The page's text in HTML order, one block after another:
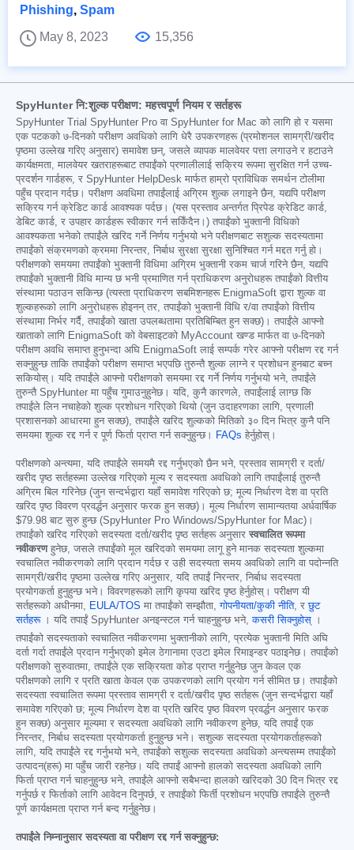
Phishing, Spam
May 8, 2023
15,356
SpyHunter नि:शुल्क परीक्षण: महत्त्वपूर्ण नियम र सर्तहरू
SpyHunter Trial SpyHunter Pro वा SpyHunter for Mac को लागि हो र यसमा
एक पटकको ७-दिनको परीक्षण अवधिको लागि धेरै उपकरणहरू (प्रमोशनल सामग्री/खरीद
पृष्ठमा उल्लेख गरिए अनुसार) समावेश छन्, जसले व्यापक मालवेयर पत्ता लगाउने र हटाउने
कार्यक्षमता, मालवेयर खतराहरूबाट तपाईंको प्रणालीलाई सक्रिय रूपमा सुरक्षित गर्न उच्च-
प्रदर्शन गार्डहरू, र SpyHunter HelpDesk मार्फत हाम्रो प्राविधिक समर्थन टोलीमा
पहुँच प्रदान गर्दछ। परीक्षण अवधिमा तपाईंलाई अग्रिम शुल्क लगाइने छैन, यद्यपि परीक्षण
सक्रिय गर्न क्रेडिट कार्ड आवश्यक पर्दछ। (यस प्रस्ताव अन्तर्गत प्रिपेड क्रेडिट कार्ड,
डेबिट कार्ड, र उपहार कार्डहरू स्वीकार गर्न सकिँदैन।) तपाईंको भुक्तानी विधिको
आवश्यकता भनेको तपाईंले खरिद गर्ने निर्णय गर्नुभयो भने परीक्षणबाट सशुल्क सदस्यतामा
तपाईंको संक्रमणको क्रममा निरन्तर, निर्बाध सुरक्षा सुरक्षा सुनिश्चित गर्न मद्दत गर्नु हो।
परीक्षणको समयमा तपाईंको भुक्तानी विधिमा अग्रिम भुक्तानी रकम चार्ज गरिने छैन, यद्यपि
तपाईंको भुक्तानी विधि मान्य छ भनी प्रमाणित गर्न प्राधिकरण अनुरोधहरू तपाईंको वित्तीय
संस्थामा पठाउन सकिन्छ (त्यस्ता प्राधिकरण सबमिशनहरू EnigmaSoft द्वारा शुल्क वा
शुल्कहरूको लागि अनुरोधहरू होइनन् तर, तपाईंको भुक्तानी विधि र/वा तपाईंको वित्तीय
संस्थामा निर्भर गर्दै, तपाईंको खाता उपलब्धतामा प्रतिबिम्बित हुन सक्छ)। तपाईंले आफ्नो
खाताको लागि EnigmaSoft को वेबसाइटको MyAccount खण्ड मार्फत वा ७-दिनको
परीक्षण अवधि समाप्त हुनुभन्दा अघि EnigmaSoft लाई सम्पर्क गरेर आफ्नो परीक्षण रद्द गर्न
सक्नुहुन्छ ताकि तपाईंको परीक्षण समाप्त भएपछि तुरुन्तै शुल्क लाग्ने र प्रशोधन हुनबाट बच्न
सकियोस्। यदि तपाईंले आफ्नो परीक्षणको समयमा रद्द गर्ने निर्णय गर्नुभयो भने, तपाईंले
तुरुन्तै SpyHunter मा पहुँच गुमाउनुहुनेछ। यदि, कुनै कारणले, तपाईंलाई लाग्छ कि
तपाईंले लिन नचाहेको शुल्क प्रशोधन गरिएको थियो (जुन उदाहरणका लागि, प्रणाली
प्रशासनको आधारमा हुन सक्छ), तपाईंले खरिद शुल्कको मितिको ३० दिन भित्र कुनै पनि
समयमा शुल्क रद्द गर्न र पूर्ण फिर्ता प्राप्त गर्न सक्नुहुन्छ।
FAQs हेर्नुहोस्।
परीक्षणको अन्त्यमा, यदि तपाईंले समयमै रद्द गर्नुभएको छैन भने, प्रस्ताव सामग्री र दर्ता/
खरीद पृष्ठ सर्तहरूमा उल्लेख गरिएको मूल्य र सदस्यता अवधिको लागि तपाईंलाई तुरुन्तै
अग्रिम बिल गरिनेछ (जुन सन्दर्भद्वारा यहाँ समावेश गरिएको छ; मूल्य निर्धारण देश वा प्रति
खरिद पृष्ठ विवरण प्रवर्द्धन अनुसार फरक हुन सक्छ)। मूल्य निर्धारण सामान्यतया अर्धवार्षिक
$79.98 बाट सुरु हुन्छ (SpyHunter Pro Windows/SpyHunter for Mac)।
तपाईंको खरिद गरिएको सदस्यता दर्ता/खरीद पृष्ठ सर्तहरू अनुसार स्वचालित रूपमा
नवीकरणहुनेछ, जसले तपाईंको मूल खरिदको समयमा लागू हुने मानक सदस्यता शुल्कमा
स्वचालित नवीकरणको लागि प्रदान गर्दछ र उही सदस्यता समय अवधिको लागि वा पदोन्नति
सामग्री/खरीद पृष्ठमा उल्लेख गरिए अनुसार, यदि तपाईं निरन्तर, निर्बाध सदस्यता
प्रयोगकर्ता हुनुहुन्छ भने। विवरणहरूको लागि कृपया खरिद पृष्ठ हेर्नुहोस्। परीक्षण यी
सर्तहरूको अधीनमा, EULA/TOS मा तपाईंको सम्झौता,गोपनीयता/कुकी नीति, रछुट
सर्तहरू। यदि तपाईं SpyHunter अनइन्स्टल गर्न चाहनुहुन्छ भने,कसरी सिक्नुहोस् ।
तपाईंको सदस्यताको स्वचालित नवीकरणमा भुक्तानीको लागि, प्रत्येक भुक्तानी मिति अघि
दर्ता गर्दा तपाईंले प्रदान गर्नुभएको इमेल ठेगानामा एउटा इमेल रिमाइन्डर पठाइनेछ। तपाईंको
परीक्षणको सुरुवातमा, तपाईंले एक सक्रियता कोड प्राप्त गर्नुहुनेछ जुन केवल एक
परीक्षणको लागि र प्रति खाता केवल एक उपकरणको लागि प्रयोग गर्न सीमित छ। तपाईंको
सदस्यता स्वचालित रूपमा प्रस्ताव सामग्री र दर्ता/खरीद पृष्ठ सर्तहरू (जुन सन्दर्भद्वारा यहाँ
समावेश गरिएको छ; मूल्य निर्धारण देश वा प्रति खरिद पृष्ठ विवरण प्रवर्द्धन अनुसार फरक
हुन सक्छ) अनुसार मूल्यमा र सदस्यता अवधिको लागि नवीकरण हुनेछ, यदि तपाईं एक
निरन्तर, निर्बाध सदस्यता प्रयोगकर्ता हुनुहुन्छ भने। सशुल्क सदस्यता प्रयोगकर्ताहरूको
लागि, यदि तपाईंले रद्द गर्नुभयो भने, तपाईंको सशुल्क सदस्यता अवधिको अन्त्यसम्म तपाईंको
उत्पादन(हरू) मा पहुँच जारी रहनेछ। यदि तपाईं आफ्नो हालको सदस्यता अवधिको लागि
फिर्ता प्राप्त गर्न चाहनुहुन्छ भने, तपाईंले आफ्नो सबैभन्दा हालको खरिदको 30 दिन भित्र रद्द
गर्नुपर्छ र फिर्ताको लागि आवेदन दिनुपर्छ, र तपाईंको फिर्ती प्रशोधन भएपछि तपाईंले तुरुन्तै
पूर्ण कार्यक्षमता प्राप्त गर्न बन्द गर्नुहुनेछ।
तपाईंले निम्नानुसार सदस्यता वा परीक्षण रद्द गर्न सक्नुहुन्छ: